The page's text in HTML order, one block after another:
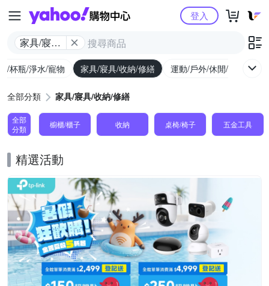
Yahoo購物中心
家具/寢具/
登入
/杯瓶/淨水/寵物 家具/寢具/收納/修繕 運動/戶外/休閒/健身
全部分類 家具/寢具/收納/修繕
全部
分類
櫥櫃/櫃子 收納 桌椅/椅子 五金工具
精選活動